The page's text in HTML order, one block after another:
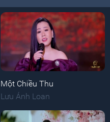
Một Chiều Thu
Lưu Ánh Loan